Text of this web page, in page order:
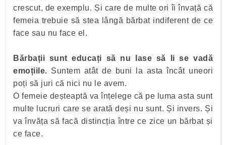
crescut, de exemplu. Și care de multe ori îi învață că
femeia trebuie să stea lângă bărbat indiferent de ce
face sau nu face el.
Bărbații sunt educați să nu lase să li se vadă
emoțiile. Suntem atât de buni la asta încât uneori
poți să juri că nici nu le avem.
O femeie deșteaptă va înțelege că pe luma asta sunt
multe lucruri care se arată deși nu sunt. Și invers. Și
va învăța să facă distincția între ce zice un bărbat și
ce face.